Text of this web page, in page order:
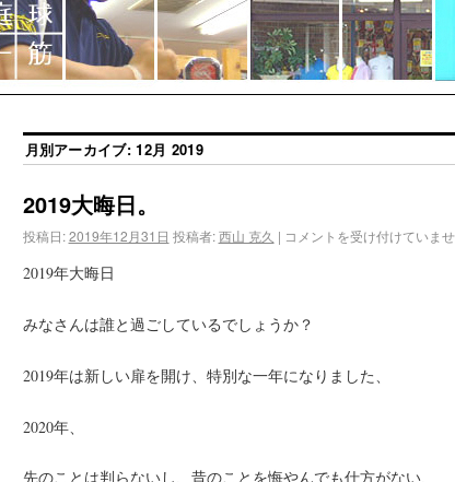
月別アーカイブ:12月 2019
2019大晦日。
投稿日: 2019年12月31日 投稿者: 西山 克久 | コメントを受け付けていま
‪2019年大晦日‬
‪みなさんは誰と過ごしているでしょうか？‬
‪2019年は新しい扉を開け、特別な一年になりました、‬
‪2020年、‬
‪先のことは判らないし、昔のことを悔やんでも仕方がない、‬